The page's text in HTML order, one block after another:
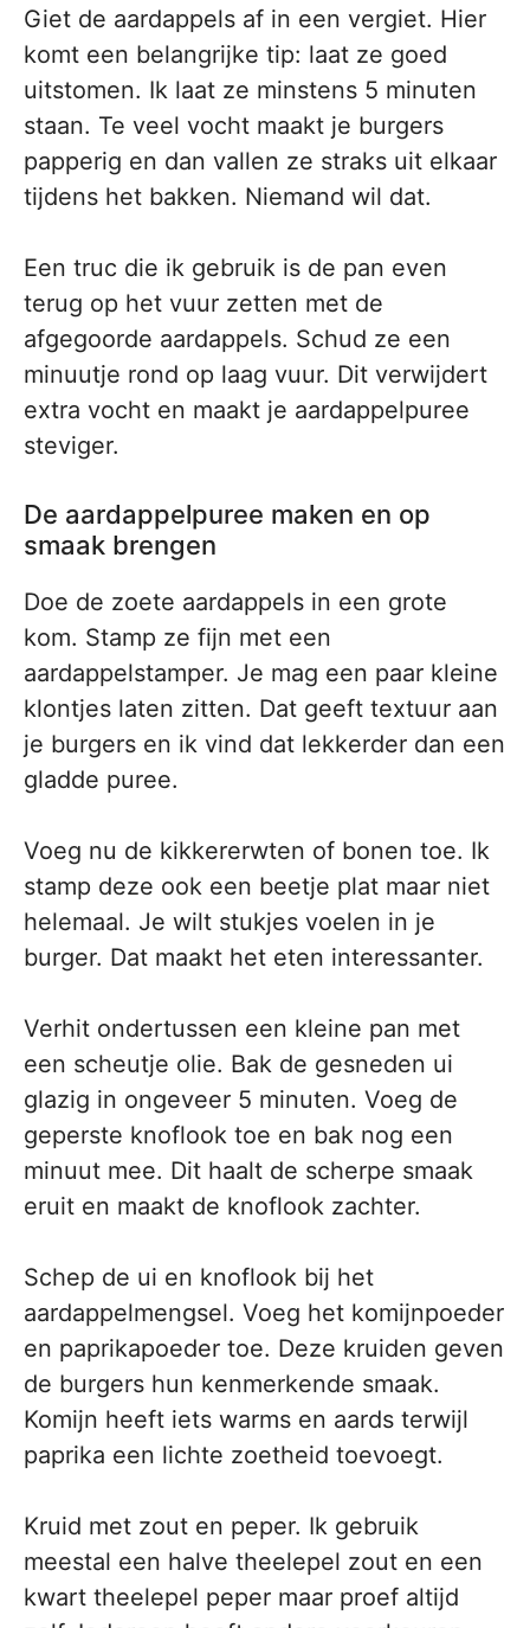
Giet de aardappels af in een vergiet. Hier
komt een belangrijke tip: laat ze goed
uitstomen. Ik laat ze minstens 5 minuten
staan. Te veel vocht maakt je burgers
papperig en dan vallen ze straks uit elkaar
tijdens het bakken. Niemand wil dat.
Een truc die ik gebruik is de pan even
terug op het vuur zetten met de
afgegoorde aardappels. Schud ze een
minuutje rond op laag vuur. Dit verwijdert
extra vocht en maakt je aardappelpuree
steviger.
De aardappelpuree maken en op
smaak brengen
Doe de zoete aardappels in een grote
kom. Stamp ze fijn met een
aardappelstamper. Je mag een paar kleine
klontjes laten zitten. Dat geeft textuur aan
je burgers en ik vind dat lekkerder dan een
gladde puree.
Voeg nu de kikkererwten of bonen toe. Ik
stamp deze ook een beetje plat maar niet
helemaal. Je wilt stukjes voelen in je
burger. Dat maakt het eten interessanter.
Verhit ondertussen een kleine pan met
een scheutje olie. Bak de gesneden ui
glazig in ongeveer 5 minuten. Voeg de
geperste knoflook toe en bak nog een
minuut mee. Dit haalt de scherpe smaak
eruit en maakt de knoflook zachter.
Schep de ui en knoflook bij het
aardappelmengsel. Voeg het komijnpoeder
en paprikapoeder toe. Deze kruiden geven
de burgers hun kenmerkende smaak.
Komijn heeft iets warms en aards terwijl
paprika een lichte zoetheid toevoegt.
Kruid met zout en peper. Ik gebruik
meestal een halve theelepel zout en een
kwart theelepel peper maar proef altijd